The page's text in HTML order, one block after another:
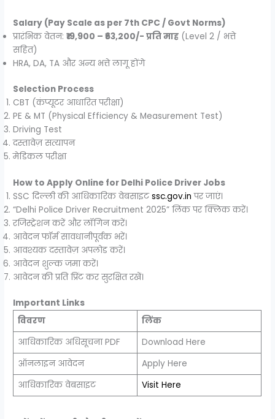
Salary (Pay Scale as per 7th CPC / Govt Norms)
प्रारंभिक वेतन:₹19,900 – ₹63,200/- प्रति माह (Level 2 / भत्ते
सहित)
HRA, DA, TA और अन्य भत्ते लागू होंगे
Selection Process
CBT (कंप्यूटर आधारित परीक्षा)
PE & MT (Physical Efficiency & Measurement Test)
Driving Test
दस्तावेज़ सत्यापन
मेडिकल परीक्षा
How to Apply Online for Delhi Police Driver Jobs
SSC दिल्ली की आधिकारिक वेबसाइटssc.gov.in पर जाएं।
“Delhi Police Driver Recruitment 2025” लिंक पर क्लिक करें।
रजिस्ट्रेशन करें और लॉगिन करें।
आवेदन फॉर्म सावधानीपूर्वक भरें।
आवश्यक दस्तावेज़ अपलोड करें।
आवेदन शुल्क जमा करें।
आवेदन की प्रति प्रिंट कर सुरक्षित रखें।
Important Links
विवरण
लिंक
आधिकारिक अधिसूचना PDF
Download Here
ऑनलाइन आवेदन
Apply Here
आधिकारिक वेबसाइट
Visit Here